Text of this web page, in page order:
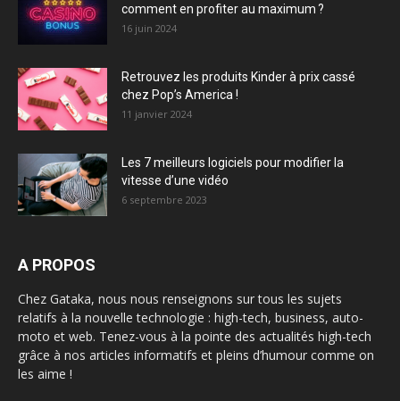
comment en profiter au maximum ?
16 juin 2024
Retrouvez les produits Kinder à prix cassé
chez Pop’s America !
11 janvier 2024
Les 7 meilleurs logiciels pour modifier la
vitesse d’une vidéo
6 septembre 2023
A PROPOS
Chez Gataka, nous nous renseignons sur tous les sujets
relatifs à la nouvelle technologie : high-tech, business, auto-
moto et web. Tenez-vous à la pointe des actualités high-tech
grâce à nos articles informatifs et pleins d’humour comme on
les aime !